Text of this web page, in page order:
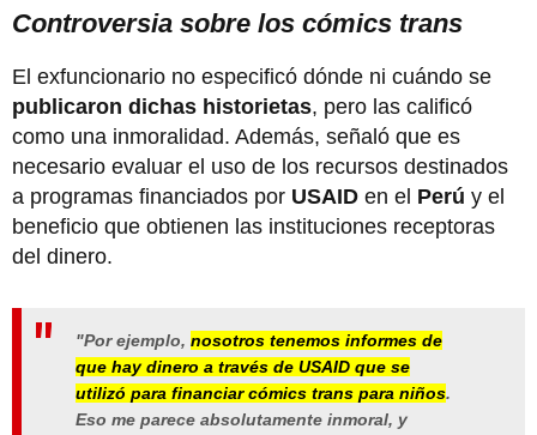
Controversia sobre los cómics trans
El exfuncionario no especificó dónde ni cuándo se
publicaron dichas historietas, pero las calificó
como una inmoralidad. Además, señaló que es
necesario evaluar el uso de los recursos destinados
a programas financiados por USAID en el Perú y el
beneficio que obtienen las instituciones receptoras
del dinero.
"Por ejemplo, nosotros tenemos informes de
que hay dinero a través de USAID que se
utilizó para financiar cómics trans para niños.
Eso me parece absolutamente inmoral, y